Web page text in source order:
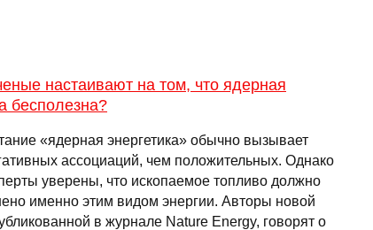
настаивают на том, что ядерная
бесполезна?
«ядерная энергетика» обычно вызывает
ассоциаций, чем положительных. Однако
уверены, что ископаемое топливо должно
именно этим видом энергии. Авторы новой
в журнале Nature Energy, говорят о